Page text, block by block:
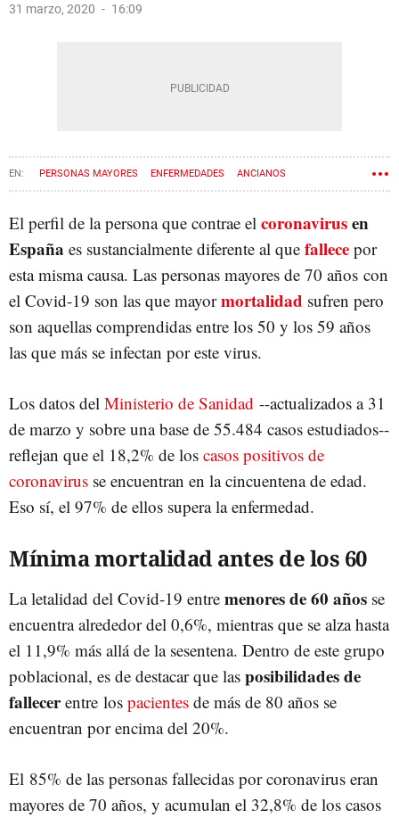
31 marzo, 2020 16:09
PERSONAS MAYORES ENFERMEDADES ANCIANOS
El perfil de la persona que contrae el coronavirusen
España es sustancialmente diferente al que fallece por
esta misma causa. Las personas mayores de 70 años con
el Covid-19 son las que mayormortalidad sufren pero
son aquellas comprendidas entre los 50 y los 59 años
las que más se infectan por este virus.
Los datos del Ministerio de Sanidad --actualizados a 31
de marzo y sobre una base de 55.484 casos estudiados--
reflejan que el 18,2% de los casos positivos de
coronavirus se encuentran en la cincuentena de edad.
Eso sí, el 97% de ellos supera la enfermedad.
Mínima mortalidad antes de los 60
La letalidad del Covid-19 entre menores de 60 años se
encuentra alrededor del 0,6%, mientras que se alza hasta
el 11,9% más allá de la sesentena. Dentro de este grupo
poblacional, es de destacar que las posibilidades de
fallecerentre los pacientes de más de 80 años se
encuentran por encima del 20%.
El 85% de las personas fallecidas por coronavirus eran
mayores de 70 años, y acumulan el 32,8% de los casos